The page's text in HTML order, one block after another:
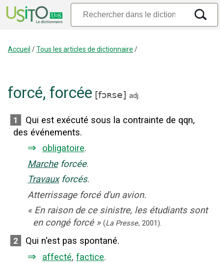
Accueil /Tous les articles de dictionnaire /
forcé, forcée [fɔʀse] adj.
1
Qui est exécuté sous la contrainte de qqn,
des événements.
⇒ obligatoire.
Marche forcée.
Travaux forcés.
Atterrissage forcé d'un avion.
« En raison de ce sinistre, les étudiants sont
en congé forcé » (La Presse, 2001).
2 Qui n'est pas spontané.
⇒ affecté, factice.